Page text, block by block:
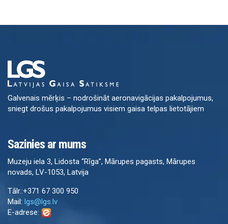
Galvenais mērķis – nodrošināt aeronavigācijas pakalpojumus,
sniegt drošus pakalpojumus visiem gaisa telpas lietotājiem
Sazinies ar mums
Muzeju iela 3, Lidosta “Rīga”, Mārupes pagasts, Mārupes
novads, LV-1053, Latvija
Tālr.:+371 67 300 950
Mail: lgs@lgs.lv
E-adrese: